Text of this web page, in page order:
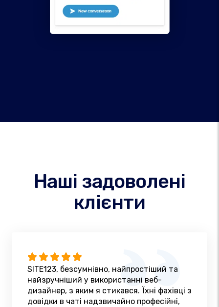
Наші задоволені
клієнти
SITE123, безсумнівно, найпростіший та
найзручніший у використанні веб-
дизайнер, з яким я стикався. Їхні фахівці з
довідки в чаті надзвичайно професійні,